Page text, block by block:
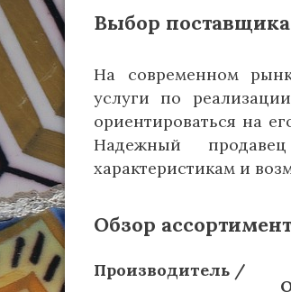
Выбор поставщика
На современном
услуги по
ориентироваться на
Надежный
характеристикам и
Обзор
Производитель /